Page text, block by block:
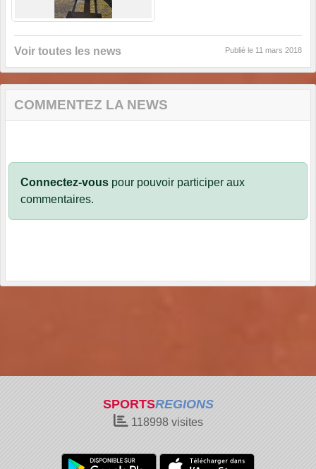
Voir toutes les news Publié le 11 mars 2018
COMMENTEZ LA NEWS
Connectez-vous pour pouvoir participer aux
commentaires.
SPORTSREGIONS
118998 visites